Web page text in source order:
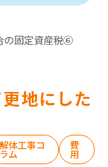
の固定資産税⑥
地にした
解体工事コ
ラム
費
用